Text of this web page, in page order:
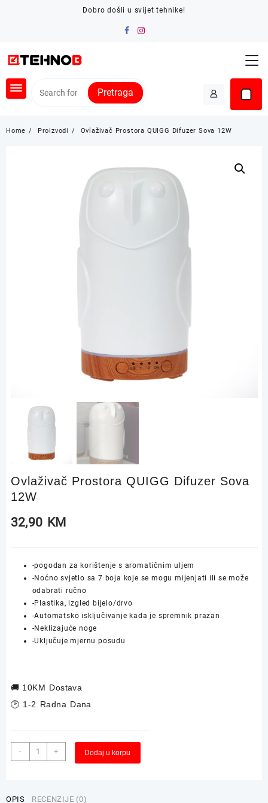
Dobro došli u svijet tehnike!
Pretraga
Home Proizvodi Ovlaživač Prostora QUIGG Difuzer Sova 12W
Ovlaživač Prostora QUIGG Difuzer Sova
12W
32,90 KM
-pogodan za korištenje s aromatičnim uljem
-Noćno svjetlo sa 7 boja koje se mogu mijenjati ili se može
odabrati ručno
-Plastika, izgled bijelo/drvo
-Automatsko isključivanje kada je spremnik prazan
-Neklizajuće noge
-Uključuje mjernu posudu
🚚 10KM Dostava
🕑 1-2 Radna Dana
-
Ovlaživač
Prostora
Sova
+ Dodaj u korpu
OPIS RECENZIJE (0)